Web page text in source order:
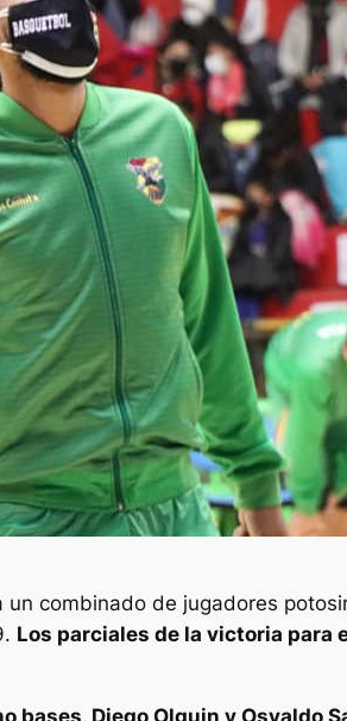
combinado de jugadores
Los parciales de la victoria para
bases, Diego Olguin y Osvaldo